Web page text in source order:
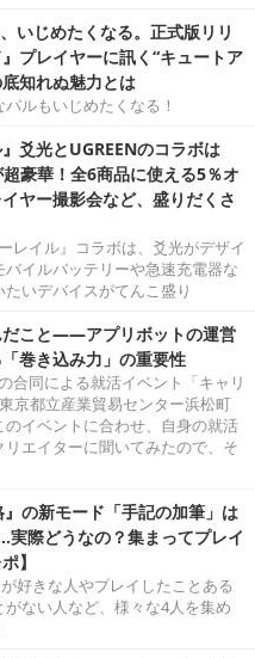
いじめたくなる。正式版リリ
プレイヤーに訊く“キュートア
知れぬ魅力とは
ルもいじめたくなる！
爻光とUGREENのコラボは
超豪華！全6商品に使える5％オ
ヤー撮影会など、盛りだくさ
レイル』コラボは、爻光がデザイ
イルバッテリーや急速充電器な
いデバイスがてんこ盛り
だこと――アプリボットの運営
巻き込み力」の重要性
合同による就活イベント「キャリ
京都立産業貿易センター浜松町
イベントに合わせ、自身の就活
エイターに聞いてみたので、そ
の新モード「手記の加筆」は
際どうなの？集まってプレイ
】
好きな人やプレイしたことある
ない人など、様々な4人を集め